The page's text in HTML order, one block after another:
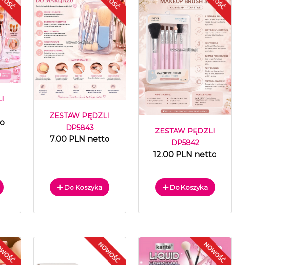
ZESTAW PĘDZLI
DP5843
7.00 PLN netto
Do Koszyka
ZESTAW PĘDZLI
DP5842
12.00 PLN netto
Do Koszyka